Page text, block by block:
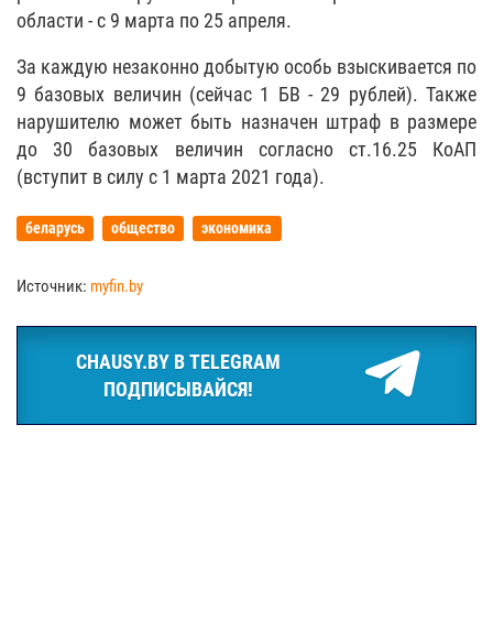
области - с 9 марта по 25 апреля.
За каждую незаконно добытую особь взыскивается по
9 базовых величин (сейчас 1 БВ - 29 рублей). Также
нарушителю может быть назначен штраф в размере
до 30 базовых величин согласно ст.16.25 КоАП
(вступит в силу с 1 марта 2021 года).
беларусь общество экономика
Источник: myfin.by
CHAUSY.BY В TELEGRAM
ПОДПИСЫВАЙСЯ!